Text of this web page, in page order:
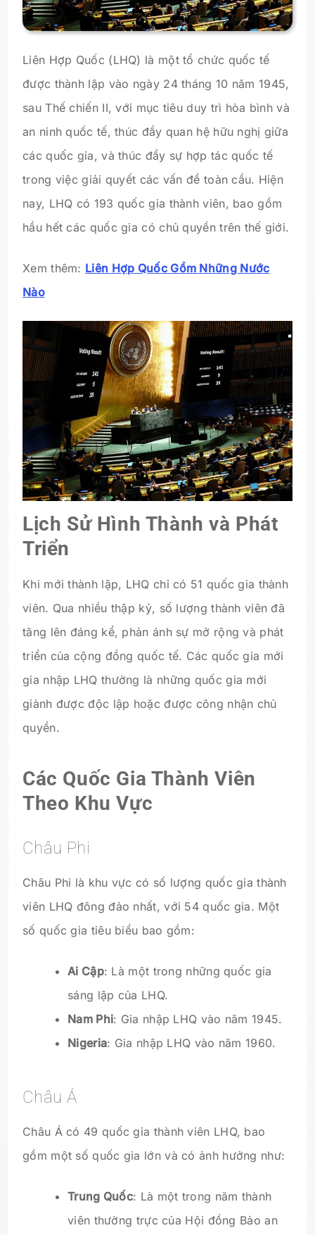
Liên Hợp Quốc (LHQ) là một tổ chức quốc tế
được thành lập vào ngày 24 tháng 10 năm 1945,
sau Thế chiến II, với mục tiêu duy trì hòa bình và
an ninh quốc tế, thúc đẩy quan hệ hữu nghị giữa
các quốc gia, và thúc đẩy sự hợp tác quốc tế
trong việc giải quyết các vấn đề toàn cầu. Hiện
nay, LHQ có 193 quốc gia thành viên, bao gồm
hầu hết các quốc gia có chủ quyền trên thế giới.
Xem thêm: Liên Hợp Quốc Gồm Những Nước
Nào
Lịch Sử Hình Thành và Phát
Triển
Khi mới thành lập, LHQ chỉ có 51 quốc gia thành
viên. Qua nhiều thập kỷ, số lượng thành viên đã
tăng lên đáng kể, phản ánh sự mở rộng và phát
triển của cộng đồng quốc tế. Các quốc gia mới
gia nhập LHQ thường là những quốc gia mới
giành được độc lập hoặc được công nhận chủ
quyền.
Các Quốc Gia Thành Viên
Theo Khu Vực
Châu Phi
Châu Phi là khu vực có số lượng quốc gia thành
viên LHQ đông đảo nhất, với 54 quốc gia. Một
số quốc gia tiêu biểu bao gồm:
Ai Cập: Là một trong những quốc gia
sáng lập của LHQ.
Nam Phi: Gia nhập LHQ vào năm 1945.
Nigeria: Gia nhập LHQ vào năm 1960.
Châu Á
Châu Á có 49 quốc gia thành viên LHQ, bao
gồm một số quốc gia lớn và có ảnh hưởng như:
Trung Quốc: Là một trong năm thành
viên thường trực của Hội đồng Bảo an